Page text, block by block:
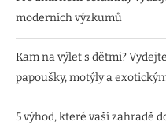
moderních výzkumů
Kam na výlet s dětmi?
papoušky, motýly a
5 výhod, které vaší zahradě